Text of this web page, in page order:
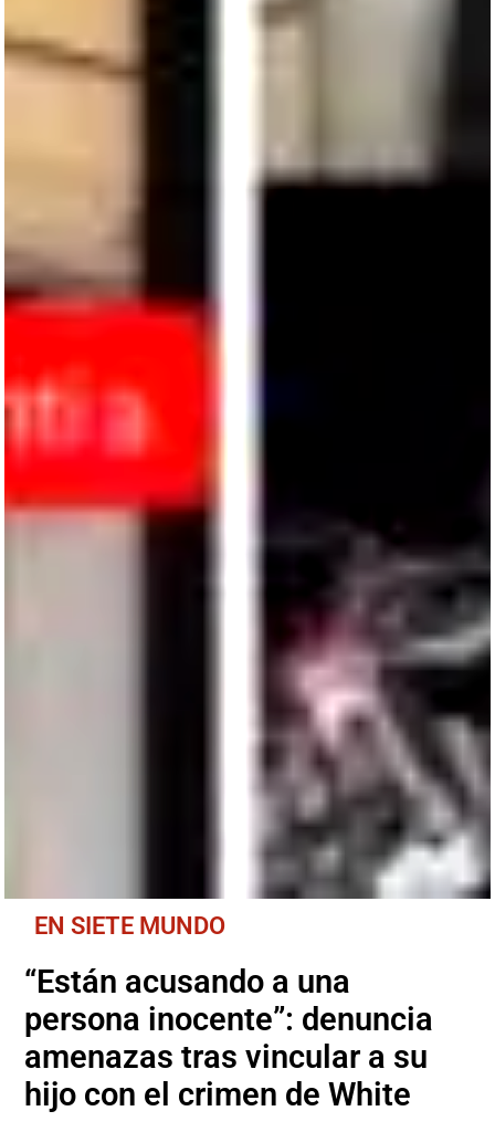
EN SIETE MUNDO
“Están acusando a una
persona inocente”: denuncia
amenazas tras vincular a su
hijo con el crimen de White